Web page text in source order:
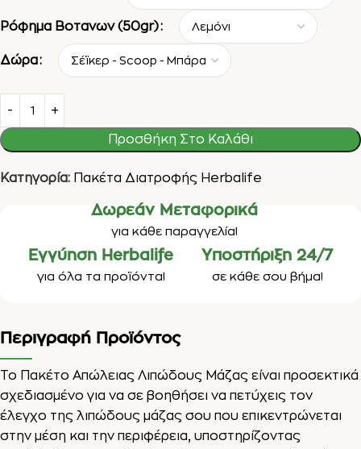
Ρόφημα Βοτανων (50gr)
Δώρα
Προσθήκη Στο Καλάθι
Κατηγορία: Πακέτα Διατροφής Herbalife
Δωρεάν Μεταφορικά
για κάθε παραγγελία!
Εγγύηση Herbalife
για όλα τα προϊόντα!
Υποστήριξη 24/7
σε κάθε σου βήμα!
Περιγραφή Προϊόντος
Το Πακέτο Απώλειας Λιπώδους Μάζας είναι προσεκτικά
σχεδιασμένο για να σε βοηθήσει να πετύχεις τον
έλεγχο της λιπώδους μάζας σου που επικεντρώνεται
στην μέση και την περιφέρεια, υποστηρίζοντας